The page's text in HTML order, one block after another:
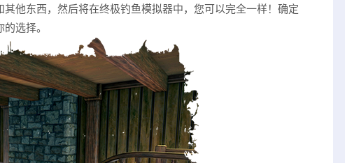
他东西，然后将在终极钓鱼模拟器中，您可以完全一样！确定
选择。